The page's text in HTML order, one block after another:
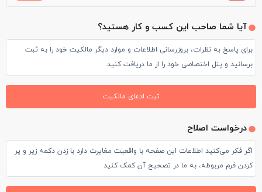
زن و شوهر بود و ان را اداره می کردند و هر دو بسیار پررو بودند. در
این سه شبی که من آنجا بودم یکبار که شنیدم با یکی از مسافران
دعوای بسیار شدیدی در حد خبر کردن پلیس داشته اند و یکبارم
دیدم با یه خانم مسافر ایرانی داشتند جر و بحث می کردند . افراد تور
آیا شما صاحب این کسب و کار هستید؟
برای پاسخ به نظرات، بروزرسانی اطلاعات و موارد دیگر مالکیت خود را به ثبت
برسانید و پنل اختصاصی خود را از ما دریافت کنید.
ثبت ادعای مالکیت
درخواست اصلاح
اگر فکر می‌کنید اطلاعات این صفحه با واقعیت مغایرت دارد با زدن دکمه زیر و پر
کردن فرم مربوطه، به ما در تصحیح آن کمک کنید